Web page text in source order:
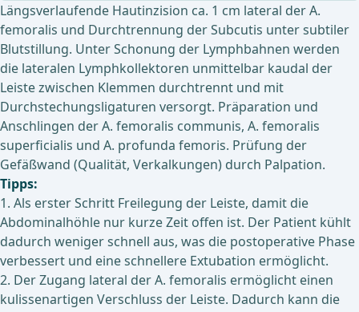
Längsverlaufende Hautinzision ca. 1 cm lateral der A.
femoralis und Durchtrennung der Subcutis unter subtiler
Blutstillung. Unter Schonung der Lymphbahnen werden
die lateralen Lymphkollektoren unmittelbar kaudal der
Leiste zwischen Klemmen durchtrennt und mit
Durchstechungsligaturen versorgt. Präparation und
Anschlingen der A. femoralis communis, A. femoralis
superficialis und A. profunda femoris. Prüfung der
Gefäßwand (Qualität, Verkalkungen) durch Palpation.
Tipps:
1. Als erster Schritt Freilegung der Leiste, damit die
Abdominalhöhle nur kurze Zeit offen ist. Der Patient kühlt
dadurch weniger schnell aus, was die postoperative Phase
verbessert und eine schnellere Extubation ermöglicht.
2. Der Zugang lateral der A. femoralis ermöglicht einen
kulissenartigen Verschluss der Leiste. Dadurch kann die